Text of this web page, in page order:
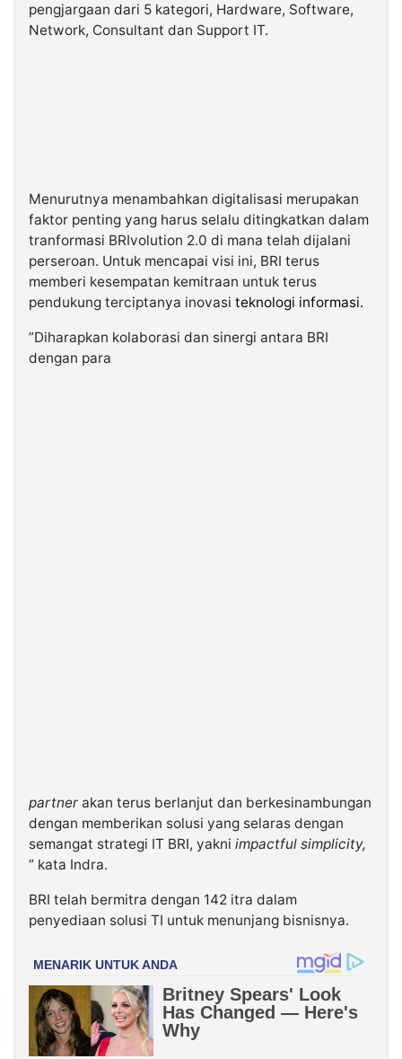
pengjargaan dari 5 kategori, Hardware, Software,
Network, Consultant dan Support IT.
Menurutnya menambahkan digitalisasi merupakan
faktor penting yang harus selalu ditingkatkan dalam
tranformasi BRIvolution 2.0 di mana telah dijalani
perseroan. Untuk mencapai visi ini, BRI terus
memberi kesempatan kemitraan untuk terus
pendukung terciptanya inovasi teknologi informasi.
”Diharapkan kolaborasi dan sinergi antara BRI
dengan para
partner akan terus berlanjut dan berkesinambungan
dengan memberikan solusi yang selaras dengan
semangat strategi IT BRI, yakni impactful simplicity,
” kata Indra.
BRI telah bermitra dengan 142 itra dalam
penyediaan solusi TI untuk menunjang bisnisnya.